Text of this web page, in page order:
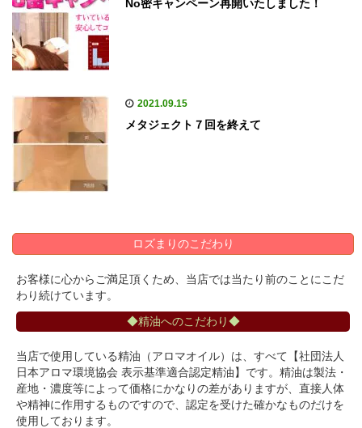
No密キャンペーン再開いたしました！
2021.09.15
メタジェクト７回を終えて
ロズまりのこだわり
お客様に心からご満足頂くため、当店では当たり前のことにこだ
わり続けています。
◆精油へのこだわり◆
当店で使用している精油（アロマオイル）は、すべて【社団法人
日本アロマ環境協会 表示基準適合認定精油】です。精油は製法・
産地・濃度等によって価格にかなりの差がありますが、直接人体
や精神に作用するものですので、認定を受けた確かなものだけを
使用しております。